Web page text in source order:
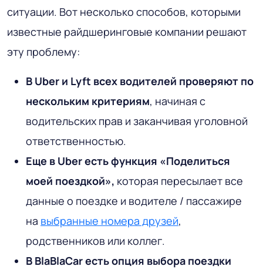
ситуации. Вот несколько способов, которыми
известные райдшеринговые компании решают
эту проблему:
В Uber и Lyft всех водителей проверяют по
нескольким критериям, начиная с
водительских прав и заканчивая уголовной
ответственностью.
Еще в Uber есть функция «Поделиться
моей поездкой», которая пересылает все
данные о поездке и водителе / пассажире
на выбранные номера друзей,
родственников или коллег.
В BlaBlaCar есть опция выбора поездки